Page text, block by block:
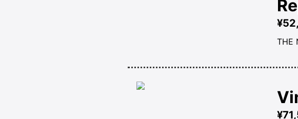
THE